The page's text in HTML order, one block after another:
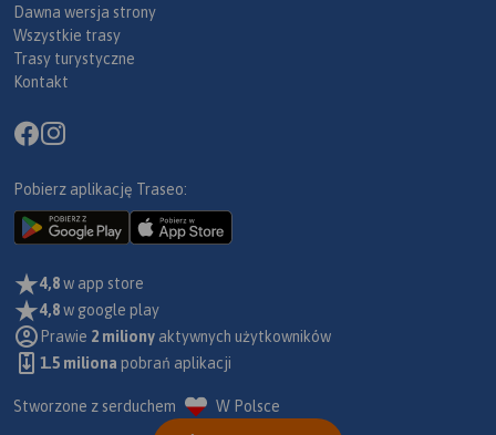
Dawna wersja strony
Wszystkie trasy
Trasy turystyczne
Kontakt
Pobierz aplikację Traseo:
4,8w app store
4,8w google play
Prawie 2 miliony aktywnych użytkowników
1.5 miliona pobrań aplikacji
Stworzone z serduchem W Polsce